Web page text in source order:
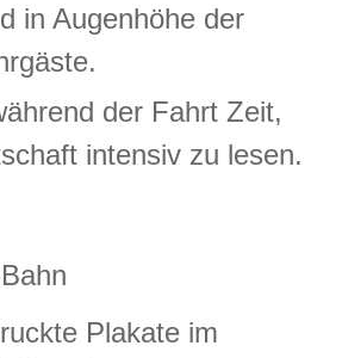
in Augenhöhe der
der Fahrt Zeit,
intensiv zu lesen.
Plakate im